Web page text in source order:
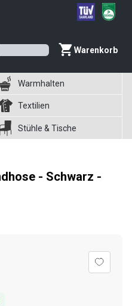
Warenkorb
Warmhalten
Textilien
Stühle & Tische
- Schwarz -